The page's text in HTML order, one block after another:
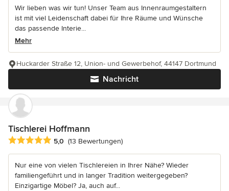
Wir lieben was wir tun! Unser Team aus Innenraumgestaltern
ist mit viel Leidenschaft dabei für Ihre Räume und Wünsche
das passende Interie...
Mehr
Nachricht
Huckarder Straße 12, Union- und Gewerbehof, 44147 Dortmund
Tischlerei Hoffmann
Durchschnittliche Bewertung: 5 von 5 Sternen
5,0 (13 Bewertungen)
Nur eine von vielen Tischlereien in Ihrer Nähe? Wieder
familiengeführt und in langer Tradition weitergegeben?
Einzigartige Möbel? Ja, auch auf...